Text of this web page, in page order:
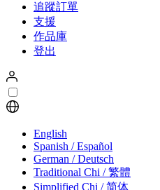
追蹤訂單
支援
作品庫
登出
English
Spanish / Español
German / Deutsch
Traditional Chi / 繁體
Simplified Chi / 简体